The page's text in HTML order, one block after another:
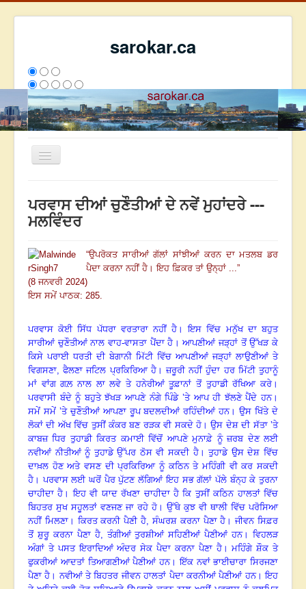
sarokar.ca
Toggle
ਰਚਨਾਵਾਂ
ਸੰਪਰਕ
We have 97 guests and no members online
2807273
ਪਰਵਾਸ ਦੀਆਂ ਚੁਣੌਤੀਆਂ ਦੇ ਨਵੇਂ ਮੁਹਾਂਦਰੇ ---
ਮਲਵਿੰਦਰ
“ਉਪਰੋਕਤ ਸਾਰੀਆਂ ਗੱਲਾਂ ਸਾਂਝੀਆਂ ਕਰਨ ਦਾ ਮਤਲਬ ਡਰ
ਪੈਦਾ ਕਰਨਾ ਨਹੀਂ ਹੈ ।ਇਹ ਫ਼ਿਕਰ ਤਾਂ ਉਨ੍ਹਾਂ ...”
(8 ਜਨਵਰੀ 2024)
ਇਸ ਸਮੇਂ ਪਾਠਕ: 285.
ਪਰਵਾਸ ਕੋਈ ਸਿੱਧ ਪੱਧਰਾ ਵਰਤਾਰਾ ਨਹੀਂ ਹੈ ।
ਇਸ ਵਿੱਚ ਮਨੁੱਖ ਦਾ ਬਹੁਤ
ਸਾਰੀਆਂ ਚੁਣੌਤੀਆਂ ਨਾਲ ਵਾਹ-ਵਾਸਤਾ ਪੈਂਦਾ ਹੈ ।ਆਪਣੀਆਂ ਜੜ੍ਹਾਂ ਤੋਂ ਉੱਖੜ ਕੇ
ਕਿਸੇ ਪਰਾਈ ਧਰਤੀ ਦੀ ਬੇਗਾਨੀ ਮਿੱਟੀ ਵਿੱਚ ਆਪਣੀਆਂ ਜੜ੍ਹਾਂ ਲਾਉਣੀਆਂ ਤੇ
ਵਿਗਸਣਾ, ਫੈਲਣਾ ਜਟਿਲ ਪ੍ਰਕਿਰਿਆ ਹੈ। ਜ਼ਰੂਰੀ ਨਹੀਂ ਹੁੰਦਾ ਹਰ ਮਿੱਟੀ ਤੁਹਾਨੂੰ
ਮਾਂ ਵਾਂਗ ਗਲ਼ ਨਾਲ ਲਾ ਲਵੇ ਤੇ ਹਨੇਰੀਆਂ ਤੂਫ਼ਾਨਾਂ ਤੋਂ ਤੁਹਾਡੀ ਰੱਖਿਆ ਕਰੇ।
ਪਰਵਾਸੀ ਬੰਦੇ ਨੂੰ ਬਹੁਤੇ ਝੱਖੜ ਆਪਣੇ ਨੰਗੇ ਪਿੰਡੇ ’ਤੇ ਆਪ ਹੀ ਝੱਲਣੇ ਪੈਂਦੇ ਹਨ।
ਸਮੇਂ ਸਮੇਂ ’ਤੇ ਚੁਣੌਤੀਆਂ ਆਪਣਾ ਰੂਪ ਬਦਲਦੀਆਂ ਰਹਿੰਦੀਆਂ ਹਨ।ਉਸ ਖਿੱਤੇ ਦੇ
ਲੋਕਾਂ ਦੀ ਅੱਖ ਵਿੱਚ ਤੁਸੀਂ ਕੰਕਰ ਬਣ ਰੜਕ ਵੀ ਸਕਦੇ ਹੋ ।ਉਸ ਦੇਸ਼ ਦੀ ਸੱਤਾ ’ਤੇ
ਕਾਬਜ਼ ਧਿਰ ਤੁਹਾਡੀ ਕਿਰਤ ਕਮਾਈ ਵਿੱਚੋਂ ਆਪਣੇ ਮੁਨਾਫ਼ੇ ਨੂੰ ਜ਼ਰਬ ਦੇਣ ਲਈ
ਨਵੀਆਂ ਨੀਤੀਆਂ ਨੂੰ ਤੁਹਾਡੇ ਉੱਪਰ ਠੋਸ ਵੀ ਸਕਦੀ ਹੈ।ਤੁਹਾਡੇ ਉਸ ਦੇਸ਼ ਵਿੱਚ
ਦਾਖ਼ਲ ਹੋਣ ਅਤੇ ਵਸਣ ਦੀ ਪ੍ਰਕਿਰਿਆ ਨੂੰ ਕਠਿਨ ਤੇ ਮਹਿੰਗੀ ਵੀ ਕਰ ਸਕਦੀ
ਹੈ । ਪਰਵਾਸ ਲਈ ਘਰੋਂ ਪੈਰ ਪੁੱਟਣ ਲੱਗਿਆਂ ਇਹ ਸਭ ਗੱਲਾਂ ਪੱਲੇ ਬੰਨ੍ਹ ਕੇ ਤੁਰਨਾ
ਚਾਹੀਦਾ ਹੈ ।ਇਹ ਵੀ ਯਾਦ ਰੱਖਣਾ ਚਾਹੀਦਾ ਹੈ ਕਿ ਤੁਸੀਂ ਕਠਿਨ ਹਾਲਤਾਂ ਵਿੱਚ
ਬਿਹਤਰ ਸੁਖ ਸਹੂਲਤਾਂ ਵਣਜਣ ਜਾ ਰਹੇ ਹੋ । ਉੱਥੇ ਕੁਝ ਵੀ ਥਾਲੀ ਵਿੱਚ ਪਰੋਸਿਆ
ਨਹੀਂ ਮਿਲਣਾ। ਕਿਰਤ ਕਰਨੀ ਪੈਣੀ ਹੈ, ਸੰਘਰਸ਼ ਕਰਨਾ ਪੈਣਾ ਹੈ ।ਜੀਵਨ ਸਿਫ਼ਰ
ਤੋਂ ਸ਼ੁਰੂ ਕਰਨਾ ਪੈਣਾ ਹੈ, ਤੰਗੀਆਂ ਤੁਰਸ਼ੀਆਂ ਸਹਿਣੀਆਂ ਪੈਣੀਆਂ ਹਨ।ਵਿਹਲੜ
ਅੰਗਾਂ ਤੇ ਪਸਤ ਇਰਾਦਿਆਂ ਅੰਦਰ ਸੇਕ ਪੈਦਾ ਕਰਨਾ ਪੈਣਾ ਹੈ।ਮਹਿੰਗੇ ਸ਼ੌਕ ਤੇ
ਫੁਕਰੀਆਂ ਆਦਤਾਂ ਤਿਆਗਣੀਆਂ ਪੈਣੀਆਂ ਹਨ।ਇੱਕ ਨਵਾਂ ਭਾਈਚਾਰਾ ਸਿਰਜਣਾ
ਪੈਣਾ ਹੈ । ਨਵੀਆਂ ਤੇ ਬਿਹਤਰ ਜੀਵਨ ਹਾਲਤਾਂ ਪੈਦਾ ਕਰਨੀਆਂ ਪੈਣੀਆਂ ਹਨ।ਇਹ